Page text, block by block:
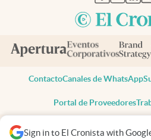
Sign in to El Cronista with
ContactoCanales de WhatsApp
Portal de Proveedores
Todos los derechos